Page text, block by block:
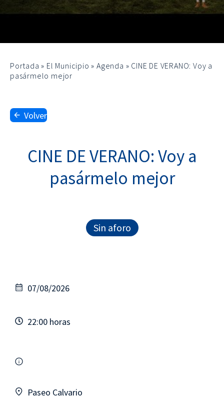
Portada » El Municipio »Agenda » CINE DE VERANO: Voy a
pasármelo mejor
Volver
CINE DE VERANO: Voy a
pasármelo mejor
Sin aforo
07/08/2026
22:00 horas
Paseo Calvario